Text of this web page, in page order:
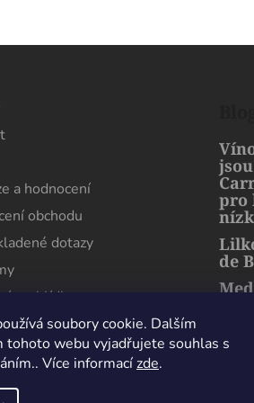
soubory cookie. Dalším
tohoto webu vyjadřujete souhlas s
Více informacízde.
a hodnocení
obchodu
dotazy
prohlídka
pro
de